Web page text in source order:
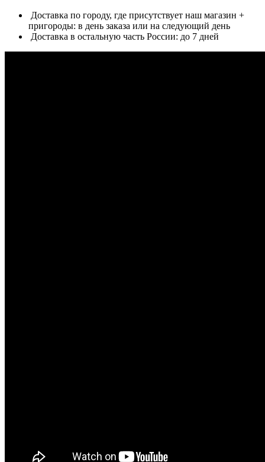
Доставка по городу, где присутствует наш магазин +
пригороды: в день заказа или на следующий день
Доставка в остальную часть России: до 7 дней